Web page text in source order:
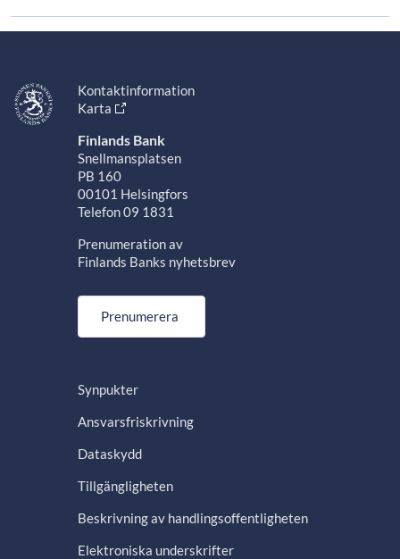
Kontaktinformation
Karta
Finlands Bank
Snellmansplatsen
PB 160
00101 Helsingfors
Telefon 09 1831
Prenumeration av
Finlands Banks nyhetsbrev
Prenumerera
Synpukter
Ansvarsfriskrivning
Dataskydd
Tillgängligheten
Beskrivning av handlingsoffentligheten
Elektroniska underskrifter